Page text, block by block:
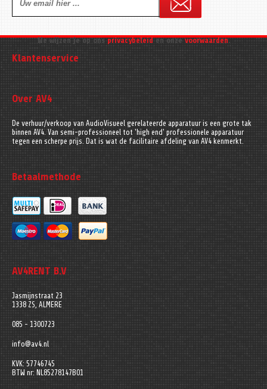
We wijzen je op onsprivacybeleiden onzevoorwaarden.
Klantenservice
Over AV4
De verhuur/verkoop van AudioVisueel gerelateerde apparatuur is een grote tak
binnen AV4. Van semi-professioneel tot 'high end' professionele apparatuur
tegen een scherpe prijs. Dat is wat de facilitaire afdeling van AV4 kenmerkt.
Betaalmethode
AV4RENT B.V
Jasmijnstraat 23
1338 ZS, ALMERE
085 - 1300723
info@av4.nl
KVK: 57746745
BTW nr: NL85278147B01